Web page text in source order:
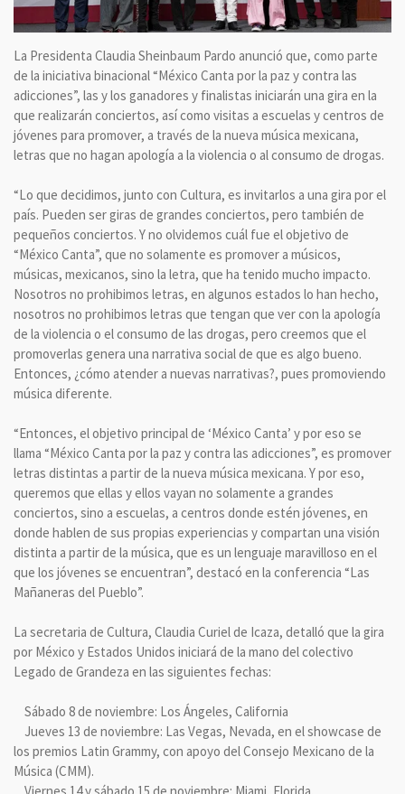
La Presidenta Claudia Sheinbaum Pardo anunció que, como parte
de la iniciativa binacional “México Canta por la paz y contra las
adicciones”, las y los ganadores y finalistas iniciarán una gira en la
que realizarán conciertos, así como visitas a escuelas y centros de
jóvenes para promover, a través de la nueva música mexicana,
letras que no hagan apología a la violencia o al consumo de drogas.
“Lo que decidimos, junto con Cultura, es invitarlos a una gira por el
país. Pueden ser giras de grandes conciertos, pero también de
pequeños conciertos. Y no olvidemos cuál fue el objetivo de
“México Canta”, que no solamente es promover a músicos,
músicas, mexicanos, sino la letra, que ha tenido mucho impacto.
Nosotros no prohibimos letras, en algunos estados lo han hecho,
nosotros no prohibimos letras que tengan que ver con la apología
de la violencia o el consumo de las drogas, pero creemos que el
promoverlas genera una narrativa social de que es algo bueno.
Entonces, ¿cómo atender a nuevas narrativas?, pues promoviendo
música diferente.
“Entonces, el objetivo principal de ‘México Canta’ y por eso se
llama “México Canta por la paz y contra las adicciones”, es promover
letras distintas a partir de la nueva música mexicana. Y por eso,
queremos que ellas y ellos vayan no solamente a grandes
conciertos, sino a escuelas, a centros donde estén jóvenes, en
donde hablen de sus propias experiencias y compartan una visión
distinta a partir de la música, que es un lenguaje maravilloso en el
que los jóvenes se encuentran”, destacó en la conferencia “Las
Mañaneras del Pueblo”.
La secretaria de Cultura, Claudia Curiel de Icaza, detalló que la gira
por México y Estados Unidos iniciará de la mano del colectivo
Legado de Grandeza en las siguientes fechas:
⁠Sábado 8 de noviembre: Los Ángeles, California
⁠Jueves 13 de noviembre: Las Vegas, Nevada, en el showcase de
los premios Latin Grammy, con apoyo del Consejo Mexicano de la
Música (CMM).